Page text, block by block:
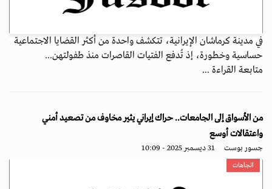
في مدينة كرماشان الإيرانية، تتكشف واحدة من أكثر القضايا الاجتماعية
حساسية وخطورة، إذ تُدفع الفتيات القاصرات منذ طفولتهن...
متابعة القراءة ...
من الأسواق إلى الجامعات.. حراك إيراني يثير مخاوف من تصعيد أمني
واعتقالات أوسع
جسور بوست 31 ديسمبر 2025 - 10:09
اتجاهات